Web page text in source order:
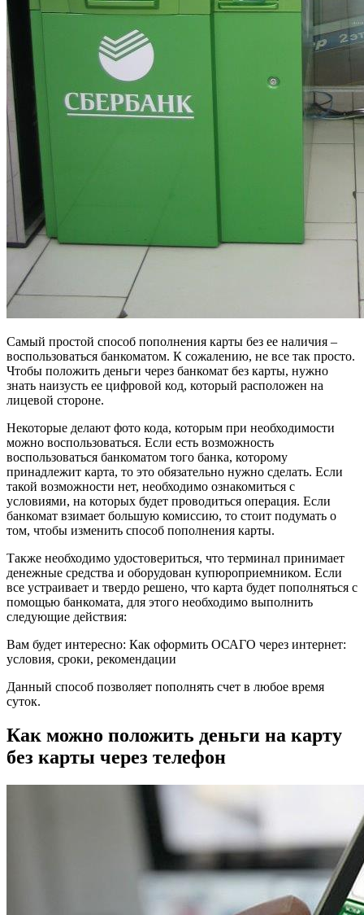
Самый простой способ пополнения карты без ее наличия –
воспользоваться банкоматом. К сожалению, не все так просто.
Чтобы положить деньги через банкомат без карты, нужно
знать наизусть ее цифровой код, который расположен на
лицевой стороне.
Некоторые делают фото кода, которым при необходимости
можно воспользоваться. Если есть возможность
воспользоваться банкоматом того банка, которому
принадлежит карта, то это обязательно нужно сделать. Если
такой возможности нет, необходимо ознакомиться с
условиями, на которых будет проводиться операция. Если
банкомат взимает большую комиссию, то стоит подумать о
том, чтобы изменить способ пополнения карты.
Также необходимо удостовериться, что терминал принимает
денежные средства и оборудован купюроприемником. Если
все устраивает и твердо решено, что карта будет пополняться с
помощью банкомата, для этого необходимо выполнить
следующие действия:
Вам будет интересно: Как оформить ОСАГО через интернет:
условия, сроки, рекомендации
Данный способ позволяет пополнять счет в любое время
суток.
Как можно положить деньги на карту
без карты через телефон